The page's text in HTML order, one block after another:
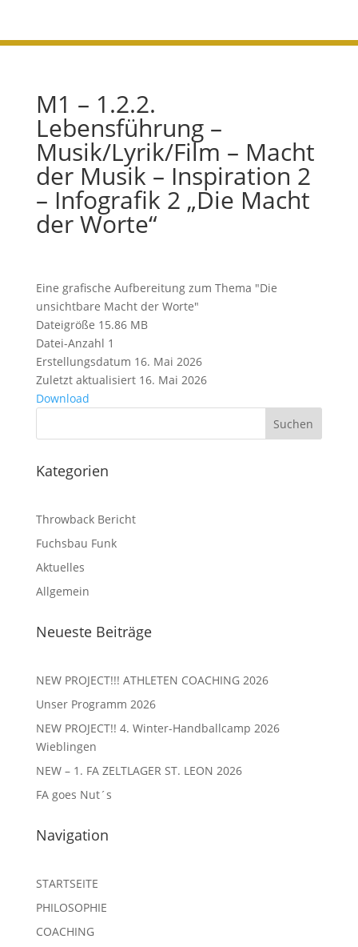
M1 – 1.2.2.
Lebensführung –
Musik/Lyrik/Film – Macht
der Musik – Inspiration 2
– Infografik 2 „Die Macht
der Worte“
Eine grafische Aufbereitung zum Thema "Die
unsichtbare Macht der Worte"
Dateigröße 15.86 MB
Datei-Anzahl 1
Erstellungsdatum 16. Mai 2026
Zuletzt aktualisiert 16. Mai 2026
Download
Kategorien
Throwback Bericht
Fuchsbau Funk
Aktuelles
Allgemein
Neueste Beiträge
NEW PROJECT!!! ATHLETEN COACHING 2026
Unser Programm 2026
NEW PROJECT!! 4. Winter-Handballcamp 2026
Wieblingen
NEW – 1. FA ZELTLAGER ST. LEON 2026
FA goes Nut´s
Navigation
STARTSEITE
PHILOSOPHIE
COACHING